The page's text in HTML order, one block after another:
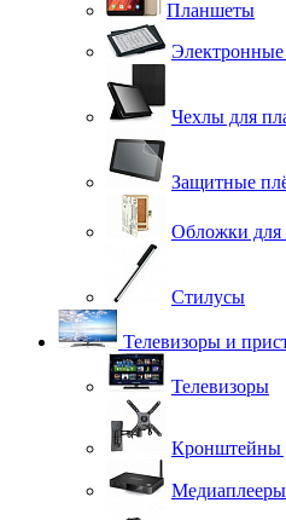
Планшеты
Чехлы для
Защитные
Обложки для
Стилусы
Телевизоры и
Телевизоры
Кронштейны
Медиаплееры